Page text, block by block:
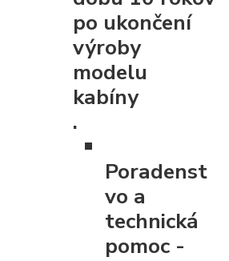
po ukončení
výroby
modelu
kabíny
.
Poradenst
vo a
technická
pomoc -